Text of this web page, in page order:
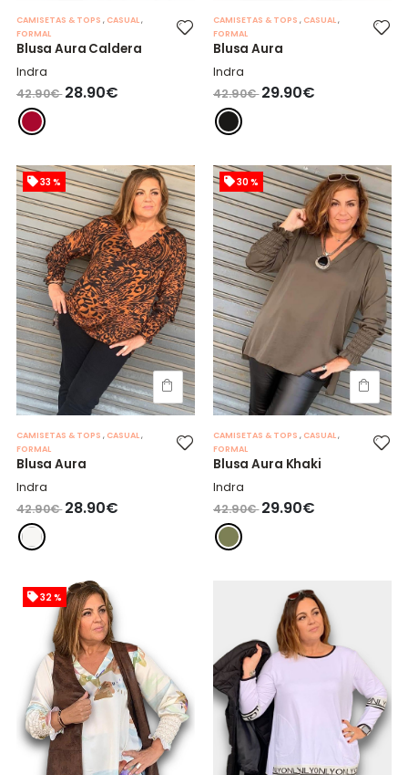
CAMISETAS & TOPS , CASUAL,
FORMAL
Blusa Aura Caldera
Indra
42.90€ 28.90€
CAMISETAS & TOPS , CASUAL,
FORMAL
Blusa Aura
Indra
42.90€ 29.90€
33 %
CAMISETAS & TOPS , CASUAL,
FORMAL
Blusa Aura
Indra
42.90€ 28.90€
30 %
CAMISETAS & TOPS , CASUAL,
FORMAL
Blusa Aura Khaki
Indra
42.90€ 29.90€
32 %